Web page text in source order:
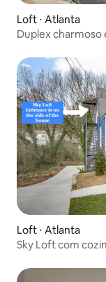
Loft ⋅ Atlanta
Duplex charmoso
Loft ⋅ Atlanta
Sky Loft com